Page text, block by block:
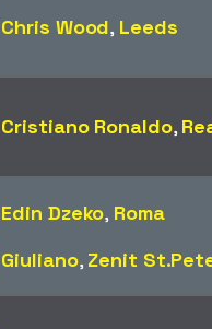
Chris Wood, Leeds
Cristiano Ronaldo,
Edin Dzeko, Roma
Giuliano, Zenit